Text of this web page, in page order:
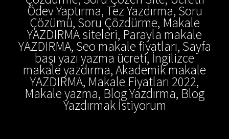
Ödev Yaptırma, Tez Yazdırma, Soru
Çözümü, Soru Çözdürme, Makale
YAZDIRMA siteleri, Parayla makale
YAZDIRMA, Seo makale fiyatları, Sayfa
başı yazı yazma ücreti, İngilizce
makale yazdırma, Akademik makale
YAZDIRMA, Makale Fiyatları 2022,
Makale yazma, Blog Yazdırma, Blog
Yazdırmak İstiyorum